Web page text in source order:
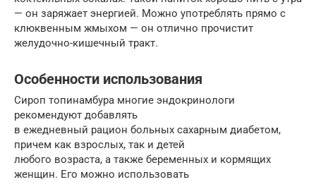
— он заряжает энергией. Можно употреблять прямо с
клюквенным жмыхом — он отлично прочистит
желудочно-кишечный тракт.
Особенности использования
Сироп топинамбура многие эндокринологи
рекомендуют добавлять
в ежедневный рацион больных сахарным диабетом,
причем как взрослых, так и детей
любого возраста, а также беременных и кормящих
женщин. Его можно использовать